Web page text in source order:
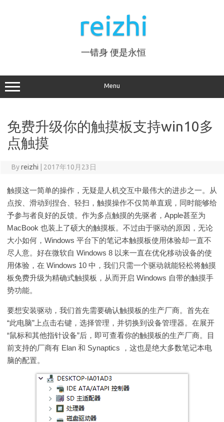
reizhi
一错身 便是永恒
Menu
免费升级你的触摸板支持win10多
点触摸
Byreizhi 2017年10月23日
触摸这一简单的操作，无疑是人机交互中最伟大的进步之一。从
点按、滑动到捏合、轻扫，触摸操作不仅简单直观，同时能够给
予参与者良好的反馈。作为多点触摸的先驱者，Apple甚至为
MacBook 也装上了硕大的触摸板。不过由于驱动的原因，无论
大小如何，Windows 平台下的笔记本触摸板使用体验却一直不
尽人意。好在微软自 Windows 8 以来一直在优化移动设备的使
用体验，在 Windows 10 中，我们只需一个驱动就能轻松将触摸
板免费升级为精确式触摸板，从而开启 Windows 自带的触摸手
势功能。
要想安装驱动，我们首先需要确认触摸板的生产厂商。首先在
“此电脑”上点击右键，选择管理，并切换到设备管理器。在展开
“鼠标和其他指针设备”后，即可查看你的触摸板的生产厂商。目
前支持的厂商有 Elan 和 Synaptics ，这也是绝大多数笔记本电
脑的配置。